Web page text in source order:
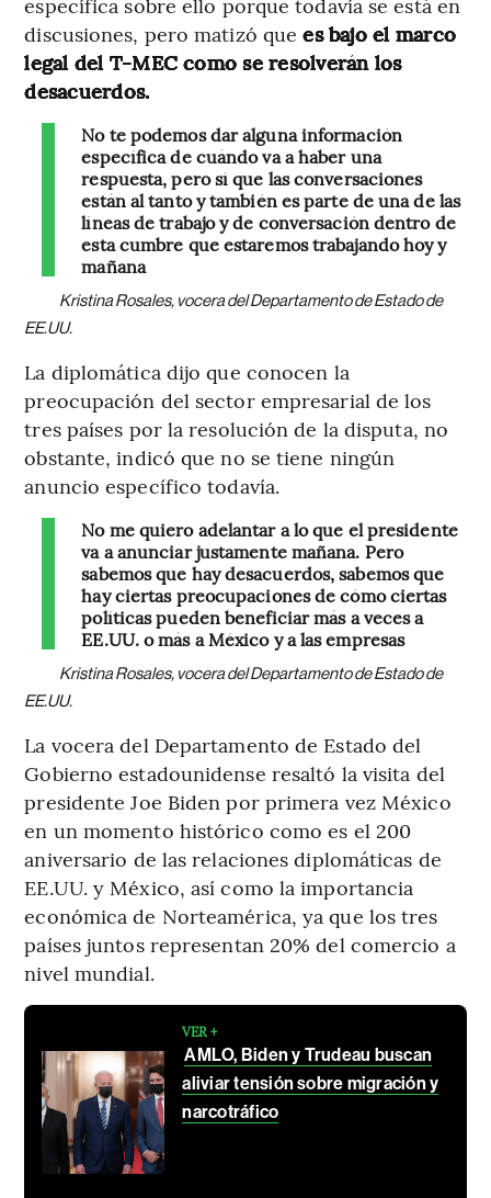
discusiones, pero matizó quees bajo el marco
legal del T-MEC como se resolverán los
desacuerdos.
No te podemos dar alguna información
específica de cuándo va a haber una
respuesta, pero sí que las conversaciones
están al tanto y también es parte de una de las
líneas de trabajo y de conversación dentro de
esta cumbre que estaremos trabajando hoy y
mañana
Kristina Rosales, vocera del Departamento de Estado de
EE.UU.
La diplomática dijo que conocen la
preocupación del sector empresarial de los
tres países por la resolución de la disputa, no
obstante, indicó que no se tiene ningún
anuncio específico todavía.
No me quiero adelantar a lo que el presidente
va a anunciar justamente mañana. Pero
sabemos que hay desacuerdos, sabemos que
hay ciertas preocupaciones de cómo ciertas
políticas pueden beneficiar más a veces a
EE.UU. o más a México y a las empresas
Kristina Rosales, vocera del Departamento de Estado de
EE.UU.
La vocera del Departamento de Estado del
Gobierno estadounidense resaltó la visita del
presidente Joe Biden por primera vez México
en un momento histórico como es el 200
aniversario de las relaciones diplomáticas de
EE.UU. y México, así como la importancia
económica de Norteamérica, ya que los tres
países juntos representan 20% del comercio a
nivel mundial.
VER +
AMLO, Biden y Trudeau buscan
aliviar tensión sobre migración y
narcotráfico